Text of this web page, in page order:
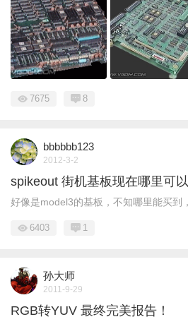
7675 8
bbbbbb123
2012-3-2
spikeout 街机基板现在哪里可以
好像是model3的基板，不知哪里能买到
6403 1
孙大师
2011-9-29
RGB转YUV 最终完美报告！